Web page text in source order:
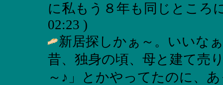
に私もう８年も同じところ
02:23 )
新居探しかぁ～。いいな
昔、独身の頃、母と建て売
～♪」とかやってたのに、